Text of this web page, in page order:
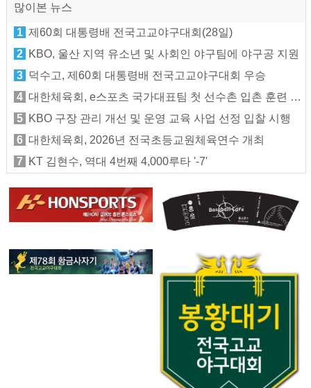
많이본 뉴스
1 제60회 대통령배 전국고교야구대회(28일)
2 KBO, 울산 지역 유소년 및 사회인 야구팀에 야구공 지원
3 덕수고, 제60회 대통령배 전국고교야구대회 우승
4 대한체육회, e스포츠 국가대표팀 첫 선수촌 입촌 훈련 지원
5 KBO 구장 관리 개선 및 운영 교육 사업 선정 입찰 시행
6 대한체육회, 2026년 전국초등교원체육연수 개최
7
KT 김현수, 역대 4번째 4,000루타 '-7'